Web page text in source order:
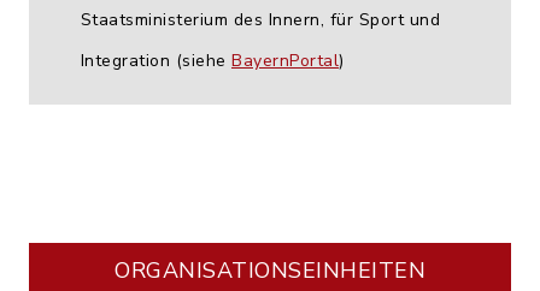
Staatsministerium des Innern, für Sport und
Integration (siehe BayernPortal)
ORGANISATIONS­EINHEITEN